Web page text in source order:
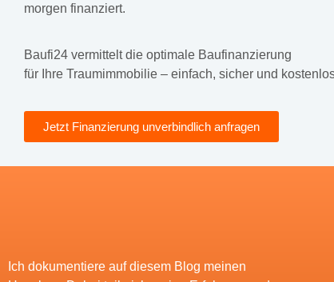
morgen finanziert.
Baufi24 vermittelt die optimale Baufinanzierung
für Ihre Traumimmobilie – einfach, sicher und
Jetzt Finanzierung unverbindlich anfragen
Ich dokumentiere auf diesem Blog meinen